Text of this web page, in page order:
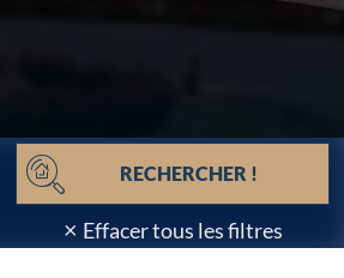
RECHERCHER !
× Effacer tous les filtres